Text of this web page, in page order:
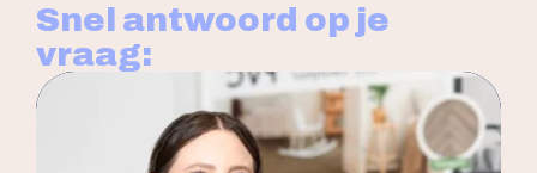
Snel antwoord op je
vraag: